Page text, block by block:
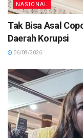
NASIONAL
Tak Bisa Asal
Daerah Korupsi
06/08/2026